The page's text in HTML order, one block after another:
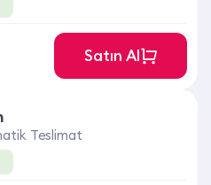
Satın Al
Teslimat